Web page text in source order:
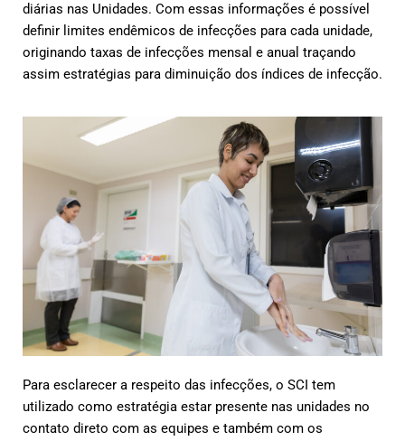
diárias nas Unidades. Com essas informações é possível
definir limites endêmicos de infecções para cada unidade,
originando taxas de infecções mensal e anual traçando
assim estratégias para diminuição dos índices de infecção.
Para esclarecer a respeito das infecções, o SCI tem
utilizado como estratégia estar presente nas unidades no
contato direto com as equipes e também com os